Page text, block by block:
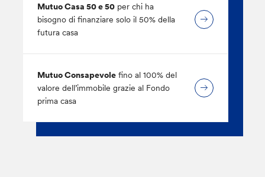
Mutuo Casa 50 e 50per chi ha
bisogno di finanziare solo il 50% della
futura casa
Mutuo Consapevolefino al 100% del
valore dell’immobile grazie al Fondo
prima casa